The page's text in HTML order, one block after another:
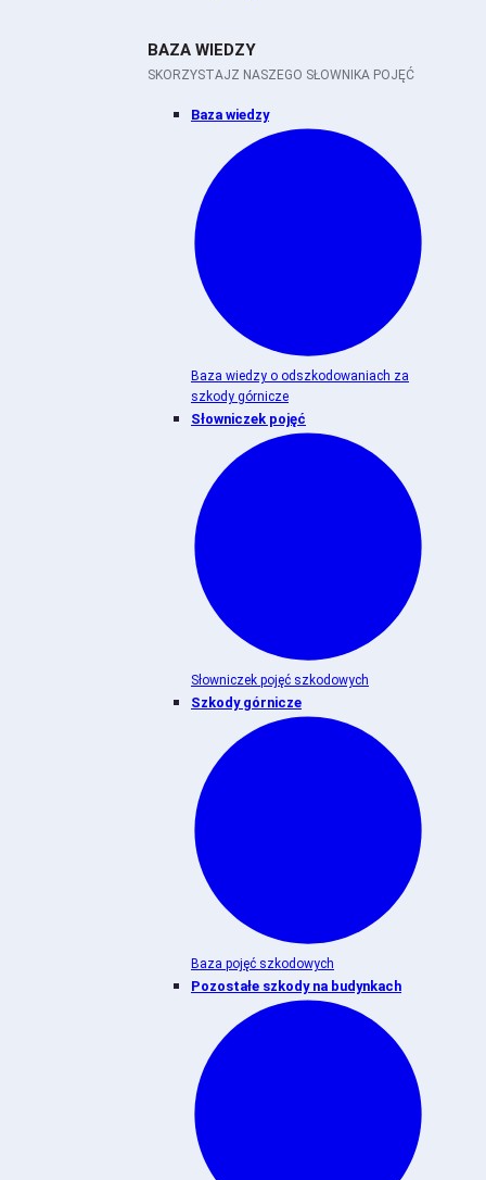
BAZA WIEDZY
SKORZYSTAJZ NASZEGO SŁOWNIKA POJĘĆ
Baza wiedzy
Baza wiedzy o odszkodowaniach za
szkody górnicze
Słowniczek pojęć
Słowniczek pojęć szkodowych
Szkody górnicze
Baza pojęć szkodowych
Pozostałe szkody na budynkach